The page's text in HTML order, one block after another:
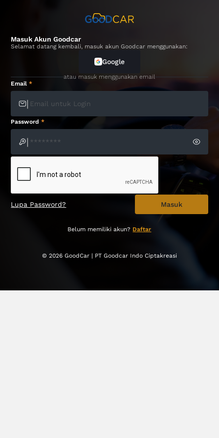
Masuk Akun Goodcar
Selamat datang kembali, masuk akun Goodcar menggunakan:
Google
atau masuk menggunakan email
Email*
|
Password*
|
Lupa Password? Masuk
Belum memiliki akun? Daftar
© 2026 GoodCar | PT Goodcar Indo Ciptakreasi